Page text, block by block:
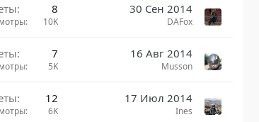
8
10K
30 Сен 2014
DAFox
7
5K
16 Авг 2014
Musson
12
6K
17 Июл 2014
Ines